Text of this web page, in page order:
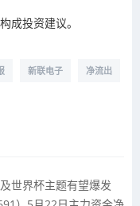
成投资建议。
新联电子 净流出
世界杯主题有望爆发